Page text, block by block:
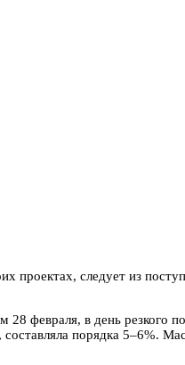
проектах, следует из
февраля, в день резкого
порядка 5–6%.